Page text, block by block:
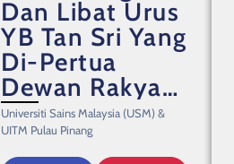
Dan Libat Urus
YB Tan Sri Yang
Di-Pertua
Dewan Rakyat
Mengenai
Parlimen Belia
Universiti Sains Malaysia (USM) &
UITM Pulau Pinang